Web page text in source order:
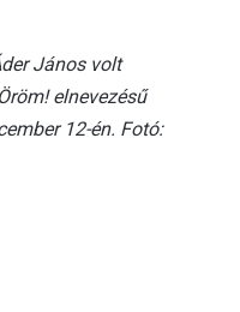
János volt
elnevezésű
12-én. Fotó: